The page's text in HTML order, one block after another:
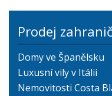
Prodej
Domy ve Španělsku
Luxusní vily v Itálii
Nemovitosti Costa